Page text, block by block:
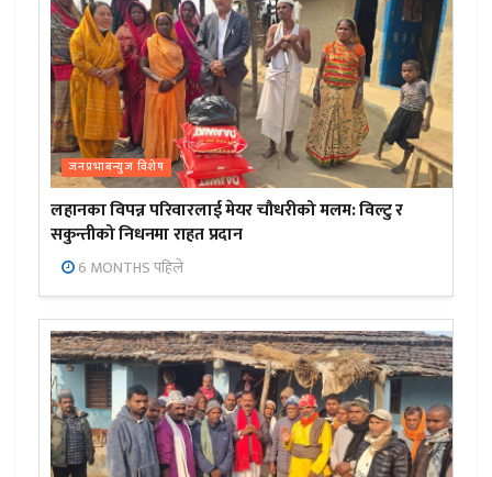
जनप्रभाबन्युज विशेष
लहानका विपन्न परिवारलाई मेयर चौधरीको मलम: विल्टु र
सकुन्तीको निधनमा राहत प्रदान
6 MONTHS पहिले